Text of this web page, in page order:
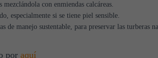
con enmiendas calcáreas.
especialmente si se tiene piel sensible.
de manejo sustentable, para preservar las turberas
por aquí